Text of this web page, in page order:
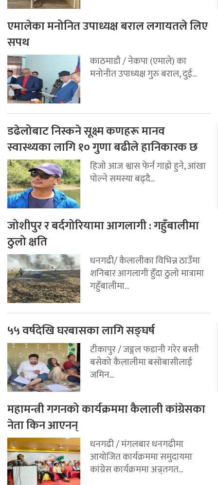
एमालेका मनोनित उपाध्यक्ष बराल लगायतले लिए
सपथ
काठमाडौ / नेकपा (एमाले) का
मनोनीत उपाध्यक्ष गुरु बराल, दुई...
डढेलोबाट निस्कने सूक्ष्म कणहरू मानव
स्वास्थ्यका लागि १० गुणा बढीले हानिकारक छ
हिजो आज श्वास फेर्न गाह्रो हुने, आंखा
पोल्ने समस्या बढ्दै...
जोशीपुर र बर्दगोरियामा आगलागी : गहुँबालीमा
ठुलो क्षति
धनगढी/ कैलालीका विभिन्न ठाउँमा
शनिबार आगलागी हुँदा ठुलो मात्रामा
गहुँबालीमा...
५५ वर्षदेखि घरबासका लागि सङ्घर्ष
टीकापुर / जङ्गल फडानी गरेर बस्ती
बसेको कैलालीमा बसोबासीलाई
जमिन...
महामन्त्री गगनको कार्यक्रममा कैलाली कांग्रेसका
नेता किन आएनन्
धनगढी / मंगलबार धनगढीमा
आयोजित कार्यक्रममा समुदायमा
कांग्रेस कार्यक्रममा अन्र्तगत...